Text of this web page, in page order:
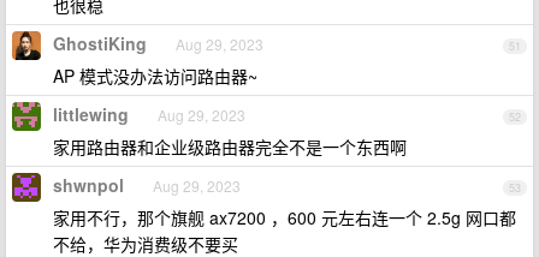
也很稳
51
GhostiKing Aug 29, 2023
AP 模式没办法访问路由器~
52
littlewing Aug 29, 2023
家用路由器和企业级路由器完全不是一个东西啊
53
shwnpol Aug 29, 2023
家用不行，那个旗舰 ax7200 ，600 元左右连一个 2.5g 网口都
不给，华为消费级不要买